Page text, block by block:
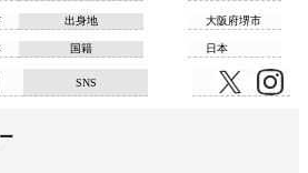
出身地 大阪府堺市
国籍 日本
SNS